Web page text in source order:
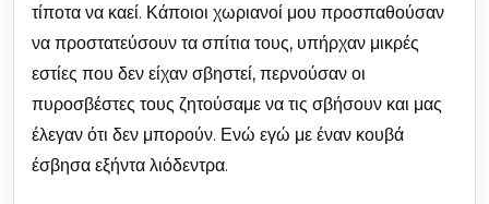
τίποτα να καεί. Κάποιοι χωριανοί μου προσπαθούσαν
να προστατεύσουν τα σπίτια τους, υπήρχαν μικρές
εστίες που δεν είχαν σβηστεί, περνούσαν οι
πυροσβέστες τους ζητούσαμε να τις σβήσουν και μας
έλεγαν ότι δεν μπορούν. Ενώ εγώ με έναν κουβά
έσβησα εξήντα λιόδεντρα.